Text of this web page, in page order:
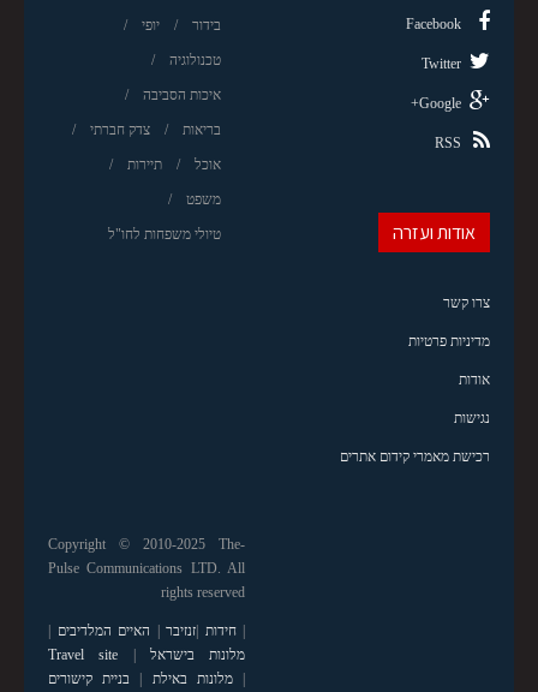
בידור יופי
טכנולוגיה
איכות הסביבה
בריאות צדק חברתי
אוכל תיירות
משפט
טיולי משפחות לחו"ל
Facebook
Twitter
Google+
RSS
אודות ועזרה
צרו קשר
מדיניות פרטיות
אודות
נגישות
רכישת מאמרי קידום אתרים
Copyright © 2010-2025 The-
Pulse Communications LTD. All
rights reserved
|חידות |זנזיבר | האיים המלדיבים |
מלונות בישראל |
Travel site
|מלונות באילת | בניית קישורים